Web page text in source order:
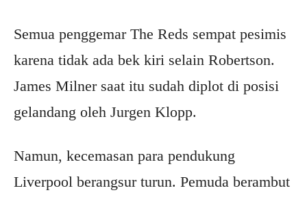
Semua penggemar The Reds sempat pesimis
karena tidak ada bek kiri selain Robertson.
James Milner saat itu sudah diplot di posisi
gelandang oleh Jurgen Klopp.
Namun, kecemasan para pendukung
Liverpool berangsur turun. Pemuda berambut